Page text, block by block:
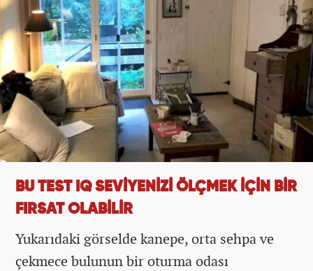
BU TEST IQ SEVİYENİZİ ÖLÇMEK İÇİN BİR
FIRSAT OLABİLİR
Yukarıdaki görselde kanepe, orta sehpa ve
çekmece bulunun bir oturma odası